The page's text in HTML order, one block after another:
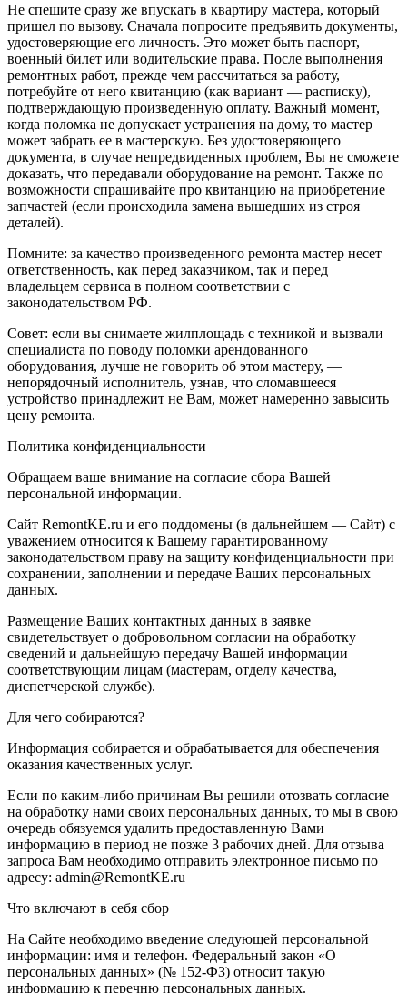
Не спешите сразу же впускать в квартиру мастера, который
пришел по вызову. Сначала попросите предъявить документы,
удостоверяющие его личность. Это может быть паспорт,
военный билет или водительские права. После выполнения
ремонтных работ, прежде чем рассчитаться за работу,
потребуйте от него квитанцию (как вариант — расписку),
подтверждающую произведенную оплату. Важный момент,
когда поломка не допускает устранения на дому, то мастер
может забрать ее в мастерскую. Без удостоверяющего
документа, в случае непредвиденных проблем, Вы не сможете
доказать, что передавали оборудование на ремонт. Также по
возможности спрашивайте про квитанцию на приобретение
запчастей (если происходила замена вышедших из строя
деталей).
Помните: за качество произведенного ремонта мастер несет
ответственность, как перед заказчиком, так и перед
владельцем сервиса в полном соответствии с
законодательством РФ.
Совет: если вы снимаете жилплощадь с техникой и вызвали
специалиста по поводу поломки арендованного
оборудования, лучше не говорить об этом мастеру, —
непорядочный исполнитель, узнав, что сломавшееся
устройство принадлежит не Вам, может намеренно завысить
цену ремонта.
Политика конфиденциальности
Обращаем ваше внимание на согласие сбора Вашей
персональной информации.
Сайт RemontKE.ru и его поддомены (в дальнейшем — Сайт) с
уважением относится к Вашему гарантированному
законодательством праву на защиту конфиденциальности при
сохранении, заполнении и передаче Ваших персональных
данных.
Размещение Ваших контактных данных в заявке
свидетельствует о добровольном согласии на обработку
сведений и дальнейшую передачу Вашей информации
соответствующим лицам (мастерам, отделу качества,
диспетчерской службе).
Для чего собираются?
Информация собирается и обрабатывается для обеспечения
оказания качественных услуг.
Если по каким-либо причинам Вы решили отозвать согласие
на обработку нами своих персональных данных, то мы в свою
очередь обязуемся удалить предоставленную Вами
информацию в период не позже 3 рабочих дней. Для отзыва
запроса Вам необходимо отправить электронное письмо по
адресу: admin@RemontKE.ru
Что включают в себя сбор
На Сайте необходимо введение следующей персональной
информации: имя и телефон. Федеральный закон «О
персональных данных» (№ 152-ФЗ) относит такую
информацию к перечню персональных данных.